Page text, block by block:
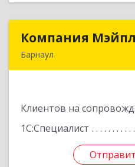
Компания Мэйпл
Барнаул
Клиентов на
1С:Специалист